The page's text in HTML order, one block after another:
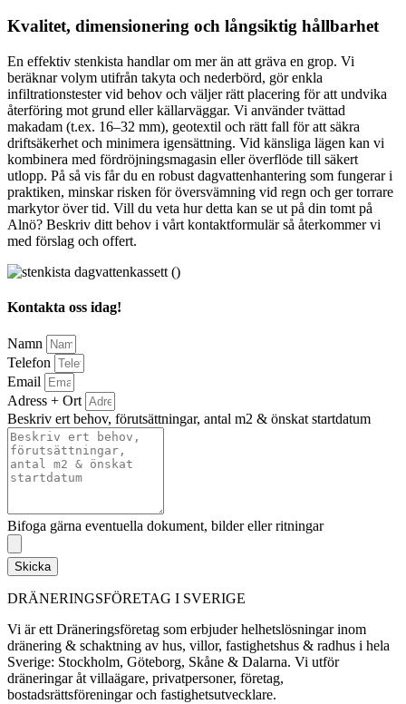
Kvalitet, dimensionering och långsiktig hållbarhet
En effektiv stenkista handlar om mer än att gräva en grop. Vi
beräknar volym utifrån takyta och nederbörd, gör enkla
infiltrationstester vid behov och väljer rätt placering för att undvika
återföring mot grund eller källarväggar. Vi använder tvättad
makadam (t.ex. 16–32 mm), geotextil och rätt fall för att säkra
driftsäkerhet och minimera igensättning. Vid känsliga lägen kan vi
kombinera med fördröjningsmagasin eller överflöde till säkert
utlopp. På så vis får du en robust dagvattenhantering som fungerar i
praktiken, minskar risken för översvämning vid regn och ger torrare
markytor över tid. Vill du veta hur detta kan se ut på din tomt på
Alnö? Beskriv ditt behov i vårt kontaktformulär så återkommer vi
med förslag och offert.
Kontakta oss idag!
Namn
Telefon
Email
Adress + Ort
Beskriv ert behov, förutsättningar, antal m2 & önskat startdatum
Bifoga gärna eventuella dokument, bilder eller ritningar
Skicka
DRÄNERINGSFÖRETAG I SVERIGE
Vi är ett Dräneringsföretag som erbjuder helhetslösningar inom
dränering & schaktning av hus, villor, fastighetshus & radhus i hela
Sverige: Stockholm, Göteborg, Skåne & Dalarna. Vi utför
dräneringar åt villaägare, privatpersoner, företag,
bostadsrättsföreningar och fastighetsutvecklare.